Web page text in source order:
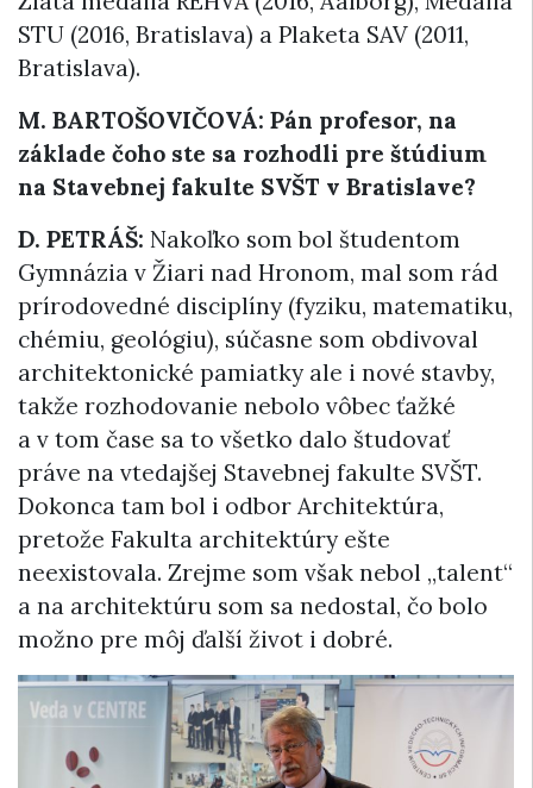
STU (2016, Bratislava) a Plaketa SAV (2011,
Bratislava).
M. BARTOŠOVIČOVÁ: Pán profesor, na
základe čoho ste sa rozhodli pre štúdium
na Stavebnej fakulte SVŠT v Bratislave?
D. PETRÁŠ: Nakoľko som bol študentom
Gymnázia v Žiari nad Hronom, mal som rád
prírodovedné disciplíny (fyziku, matematiku,
chémiu, geológiu), súčasne som obdivoval
architektonické pamiatky ale i nové stavby,
takže rozhodovanie nebolo vôbec ťažké
a v tom čase sa to všetko dalo študovať
práve na vtedajšej Stavebnej fakulte SVŠT.
Dokonca tam bol i odbor Architektúra,
pretože Fakulta architektúry ešte
neexistovala. Zrejme som však nebol „talent“
a na architektúru som sa nedostal, čo bolo
možno pre môj ďalší život i dobré.